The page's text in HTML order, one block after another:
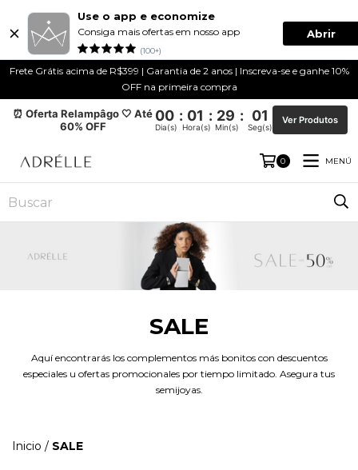
Use o app e economize
Consiga mais ofertas em nosso app
(100+)
Abrir
Frete Grátis acima de R$399 | Garantia de 2 anos | Inscreva-se e ganhe 10%
OFF na primeira compra
⏰ Oferta Relampâgo 🤍 Até
60% OFF
00 : 01 : 29 : 01
Dia(s) Hora(s) Min(s) Seg(s)
Ver Produtos
0 MENÚ
SALE
Aquí encontrarás los complementos más bonitos con descuentos
especiales u ofertas promocionales por tiempo limitado. Asegura tus
semijoyas.
Inicio / SALE